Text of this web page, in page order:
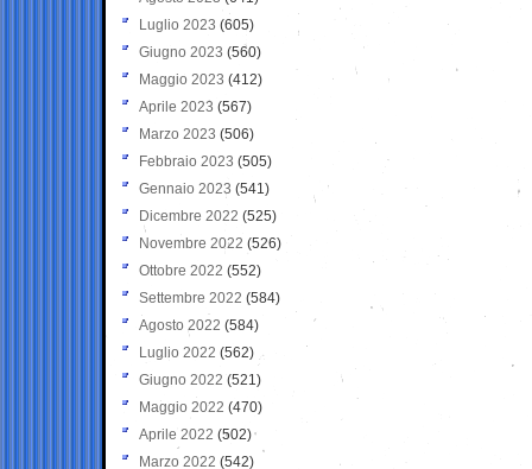
Luglio 2023 (605)
Giugno 2023 (560)
Maggio 2023 (412)
Aprile 2023 (567)
Marzo 2023 (506)
Febbraio 2023 (505)
Gennaio 2023 (541)
Dicembre 2022 (525)
Novembre 2022 (526)
Ottobre 2022 (552)
Settembre 2022 (584)
Agosto 2022 (584)
Luglio 2022 (562)
Giugno 2022 (521)
Maggio 2022 (470)
Aprile 2022 (502)
Marzo 2022 (542)